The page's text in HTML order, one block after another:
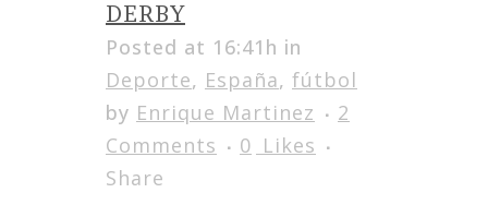
DERBY
Posted at 16:41h in
Deporte, España, fútbol
by Enrique Martinez
2
Comments
0 Likes
Share